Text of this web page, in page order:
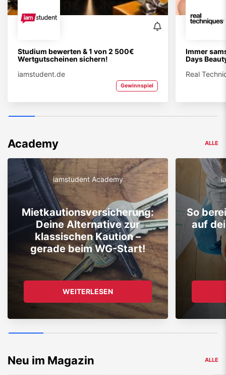
Studium bewerten & 1 von 2 500€
Wertgutscheinen sichern!
iamstudent.de
Gewinnspiel
Immer
Days
Real
Academy ALLE
iamstudent Academy
Mietkautionsversicherung:
Deine Alternative zur
klassischen Kaution –
gerade beim WG-Start!
WEITERLESEN
So
auf
Neu im Magazin ALLE